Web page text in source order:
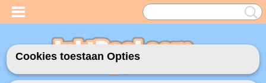
Cookies toestaan Opties